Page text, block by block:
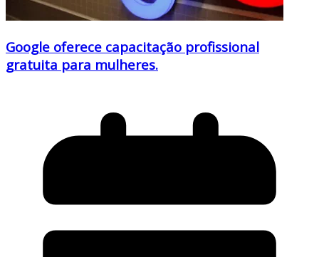
Google oferece capacitação profissional
gratuita para mulheres.